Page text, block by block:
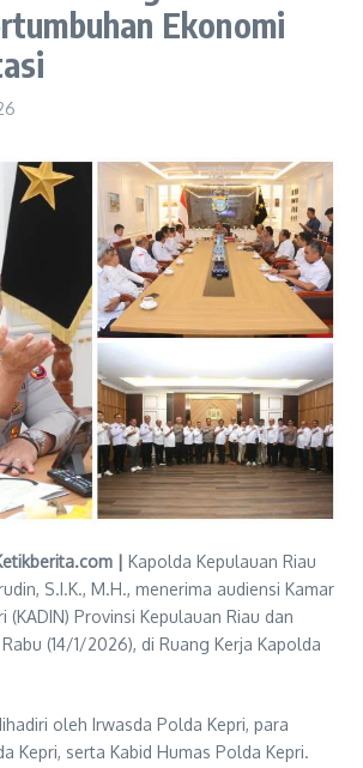
Ekonomi
| Kapolda Kepulauan Riau
S.I.K., M.H., menerima audiensi Kamar
(KADIN) Provinsi Kepulauan Riau dan
(14/1/2026), di Ruang Kerja Kapolda
oleh Irwasda Polda Kepri, para
Kepri, serta Kabid Humas Polda Kepri.